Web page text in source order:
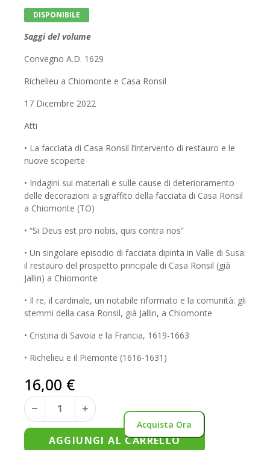
DISPONIBILE
Saggi del volume
Convegno A.D. 1629
Richelieu a Chiomonte e Casa Ronsil
17 Dicembre 2022
Atti
• La facciata di Casa Ronsil l’intervento di restauro e le
nuove scoperte
• Indagini sui materiali e sulle cause di deterioramento
delle decorazioni a sgraffito della facciata di Casa Ronsil
a Chiomonte (TO)
• “Si Deus est pro nobis, quis contra nos”
• Un singolare episodio di facciata dipinta in Valle di Susa:
il restauro del prospetto principale di Casa Ronsil (già
Jallin) a Chiomonte
• Il re, il cardinale, un notabile riformato e la comunità: gli
stemmi della casa Ronsil, già Jallin, a Chiomonte
• Cristina di Savoia e la Francia, 1619-1663
• Richelieu e il Piemonte (1616-1631)
16,00 €
AGGIUNGI AL CARRELLO
Acquista Ora